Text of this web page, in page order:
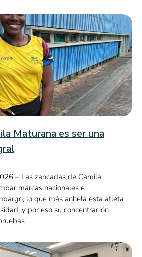
Maturana es ser una
– Las zancadas de Camila
marcas nacionales e
lo que más anhela esta atleta
y por eso su concentración